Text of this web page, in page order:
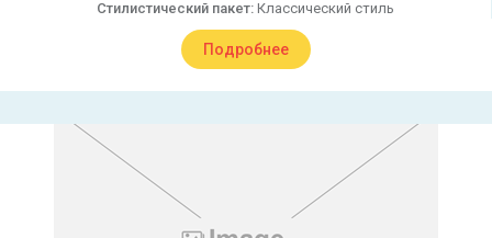
Стилистический пакет: Классический стиль
Подробнее